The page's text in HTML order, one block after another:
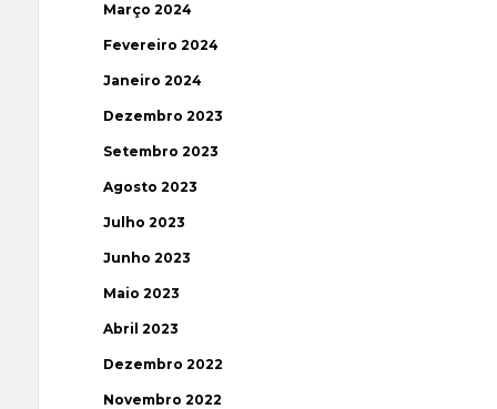
Março 2024
Fevereiro 2024
Janeiro 2024
Dezembro 2023
Setembro 2023
Agosto 2023
Julho 2023
Junho 2023
Maio 2023
Abril 2023
Dezembro 2022
Novembro 2022